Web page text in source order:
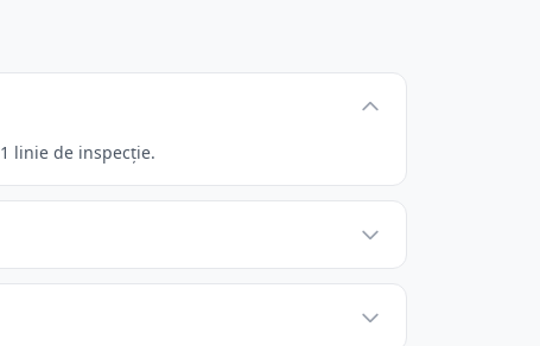
linie de inspecție.